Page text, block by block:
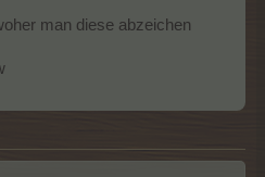
man diese abzeichen